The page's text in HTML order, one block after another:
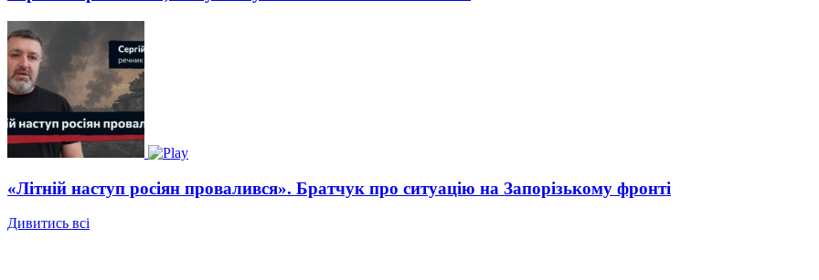
«Літній наступ росіян провалився». Братчук про ситуацію на Запорізькому фронті
Дивитись всі